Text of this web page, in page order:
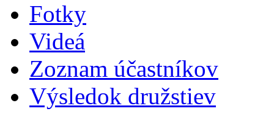
Fotky
Videá
Zoznam účastníkov
Výsledok družstiev